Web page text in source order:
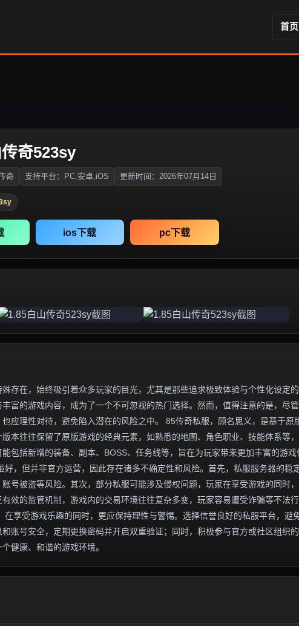
首页
奇523sy
奇 支持平台：PC,安卓,iOS 更新时间：2026年07月14日
ios下载 pc下载
存在，始终吸引着众多玩家的目光，尤其是那些追求极致体验与个性化设定
富的游戏内容，成为了一个不可忽视的热门选择。然而，值得注意的是，尽
应理性对待，避免陷入潜在的风险之中。 85传奇私服，顾名思义，是基于原
本往往保留了原版游戏的经典元素，如熟悉的地图、角色职业、技能体系等
包括新增的装备、副本、BOSS、任务线等，旨在为玩家带来更加丰富的游戏
，但并非官方运营，因此存在诸多不确定性和风险。首先，私服服务器的稳
号被盗等风险。其次，部分私服可能涉及侵权问题，玩家在享受游戏的同时
效的监管机制，游戏内的交易环境往往复杂多变，玩家容易遭受诈骗等不法
享受游戏乐趣的同时，更应保持理性与警惕。选择信誉良好的私服平台，避
账号安全，定期更换密码并开启双重验证；同时，积极参与官方或社区组织
健康、和谐的游戏环境。